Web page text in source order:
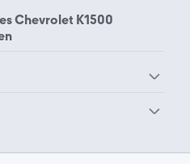
Chevrolet K1500
Chevrolet Beretta